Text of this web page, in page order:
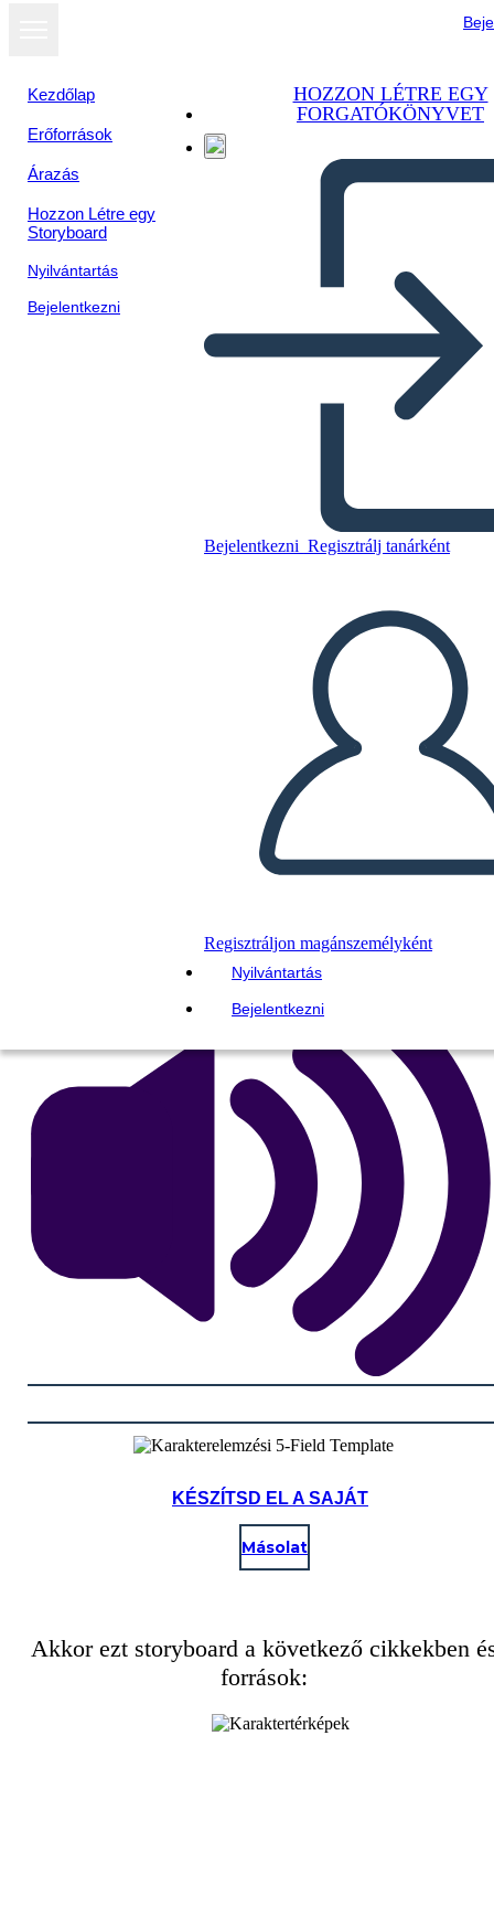
Kezdőlap
Erőforrások
Árazás
Hozzon Létre egy
Storyboard
Nyilvántartás
Bejelentkezni
HOZZON LÉTRE EGY
FORGATÓKÖNYVET
Bejelentkezni Regisztrálj tanárként
Regisztráljon magánszemélyként
Nyilvántartás
Bejelentkezni
Karakterelemzési 5-Field
Template
Másolja ezt a forgatókönyvet
KÉSZÍTSEN EGY STORYBOARDOT
KÉSZÍTSD EL A SAJÁT
Másolat
Akkor ezt storyboard a következő cikkekben
források: